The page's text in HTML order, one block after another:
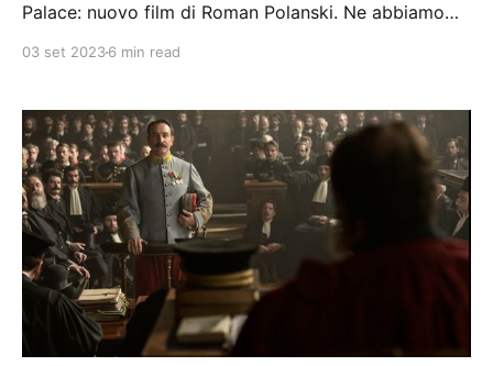
Palace: nuovo film di Roman Polanski. Ne abbiamo
03 set 20236 min read